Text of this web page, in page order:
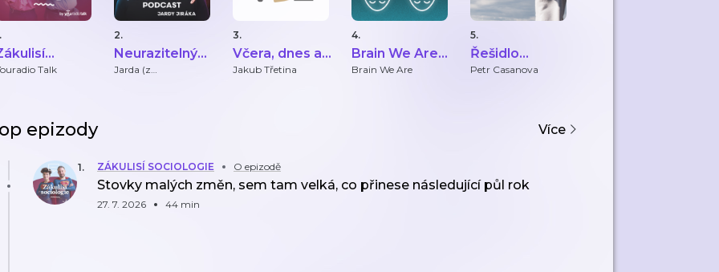
Talk
2.
Neurazitelný
podcast Jardy
Jarda (z
3.
Včera, dnes a
zítra
Jakub Třetina
4.
Brain We Are
CZ
Brain We Are
5.
Řešidlo
FirstClass.cz
Petr Casanova
epizody Více
1. ZÁKULISÍ SOCIOLOGIE O epizodě
Stovky malých změn, sem tam velká, co přinese následující půl rok
27. 7. 2026 44 min